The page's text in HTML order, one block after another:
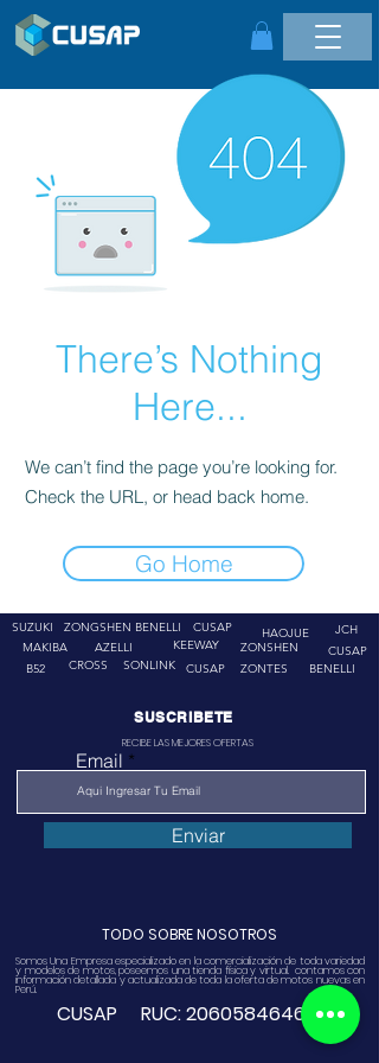
There’s Nothing
Here...
We can’t find the page you’re looking for.
Check the URL, or head back home.
Go Home
SUZUKI
ZONGSHEN
MAKIBA
AZELLI
BENELLI
CUSAP
KEEWAY
B52
CROSS SONLINK CUSAP
HAOJUE
JCH
ZONSHEN
ZONTES
CUSAP
BENELLI
SUSCRIBETE
RECIBE LAS MEJORES OFERTAS
Email
Enviar
TODO SOBRE NOSOTROS
Somos Una Empresa especializado en la comercialización de toda variedad
y modelos de motos, poseemos una tienda física y virtual. contamos con
información detallada y actualizada de toda la oferta de motos nuevas en
Perú.
CUSAP RUC:20605846468